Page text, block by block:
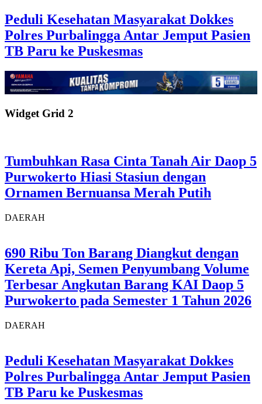
Peduli Kesehatan Masyarakat Dokkes
Polres Purbalingga Antar Jemput Pasien
TB Paru ke Puskesmas
Widget Grid 2
Tumbuhkan Rasa Cinta Tanah Air Daop 5
Purwokerto Hiasi Stasiun dengan
Ornamen Bernuansa Merah Putih
DAERAH
690 Ribu Ton Barang Diangkut dengan
Kereta Api, Semen Penyumbang Volume
Terbesar Angkutan Barang KAI Daop 5
Purwokerto pada Semester 1 Tahun 2026
DAERAH
Peduli Kesehatan Masyarakat Dokkes
Polres Purbalingga Antar Jemput Pasien
TB Paru ke Puskesmas